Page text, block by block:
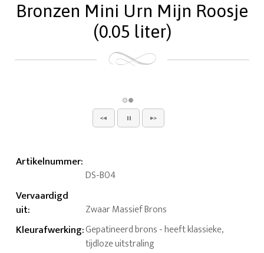
Bronzen Mini Urn Mijn Roosje
(0.05 liter)
Artikelnummer:
DS-B04
Vervaardigd
uit: Zwaar Massief Brons
Kleurafwerking:Gepatineerd brons - heeft klassieke,
tijdloze uitstraling